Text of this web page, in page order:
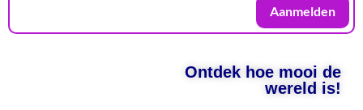
Aanmelden
Ontdek hoe mooi de
wereld is!